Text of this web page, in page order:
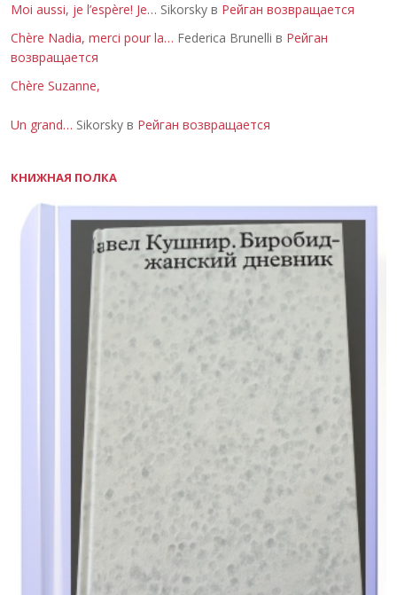
Moi aussi, je l’espère! Je… Sikorsky в Рейган возвращается
Chère Nadia, merci pour la… Federica Brunelli в Рейган
возвращается
Chère Suzanne,
Un grand… Sikorsky в Рейган возвращается
КНИЖНАЯ ПОЛКА